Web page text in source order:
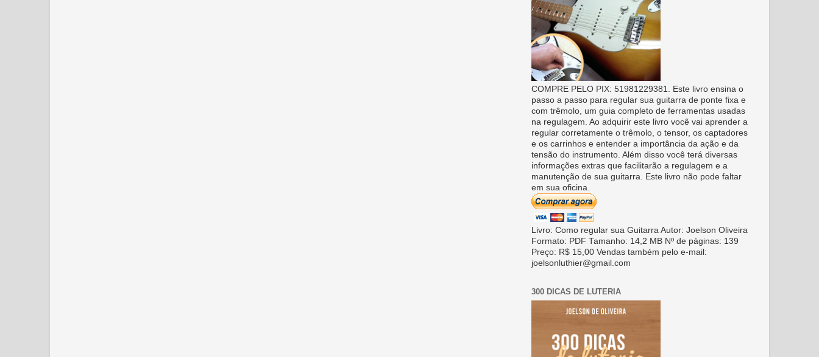
COMPRE PELO PIX: 51981229381. Este livro ensina o
passo a passo para regular sua guitarra de ponte fixa e
com trêmolo, um guia completo de ferramentas usadas
na regulagem. Ao adquirir este livro você vai aprender a
regular corretamente o trêmolo, o tensor, os captadores
e os carrinhos e entender a importância da ação e da
tensão do instrumento. Além disso você terá diversas
informações extras que facilitarão a regulagem e a
manutenção de sua guitarra. Este livro não pode faltar
em sua oficina.
Livro: Como regular sua Guitarra Autor: Joelson Oliveira
Formato: PDF Tamanho: 14,2 MB Nº de páginas: 139
Preço: R$ 15,00 Vendas também pelo e-mail:
joelsonluthier@gmail.com
300 DICAS DE LUTERIA